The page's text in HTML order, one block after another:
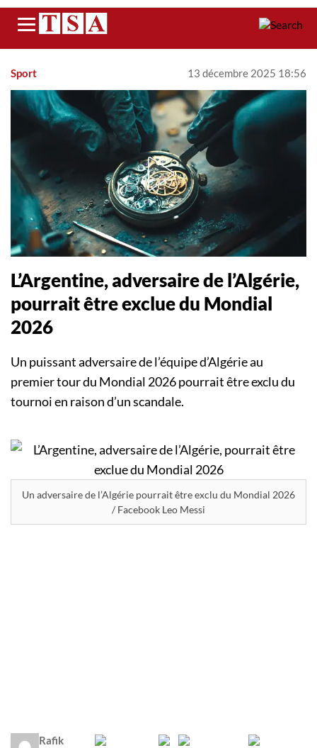
Menu
Sport 13 décembre 2025 18:56
L’Argentine, adversaire de l’Algérie,
pourrait être exclue du Mondial
2026
Un puissant adversaire de l’équipe d’Algérie au
premier tour du Mondial 2026 pourrait être exclu du
tournoi en raison d’un scandale.
Un adversaire de l’Algérie pourrait être exclu du Mondial 2026
/ Facebook Leo Messi
Rafik